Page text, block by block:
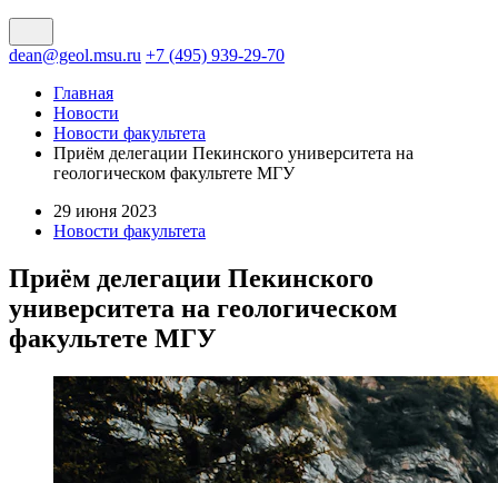
dean@geol.msu.ru +7 (495) 939-29-70
Главная
Новости
Новости факультета
Приём делегации Пекинского университета на
геологическом факультете МГУ
29 июня 2023
Новости факультета
Приём делегации Пекинского
университета на геологическом
факультете МГУ